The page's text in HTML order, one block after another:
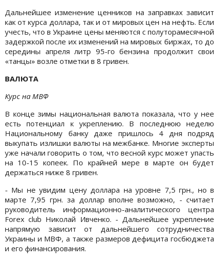
Дальнейшее изменение ценников на заправках зависит
как от курса доллара, так и от мировых цен на нефть. Если
учесть, что в Украине цены меняются с полуторамесячной
задержкой после их изменений на мировых биржах, то до
середины апреля литр 95-го бензина продолжит свои
«танцы» возле отметки в 8 гривен.
ВАЛЮТА
Курс на МВФ
В конце зимы национальная валюта показала, что у нее
есть потенциал к укреплению. В последнюю неделю
Национальному банку даже пришлось 4 дня подряд
выкупать излишки валюты на межбанке. Многие эксперты
уже начали говорить о том, что весной курс может упасть
на 10-15 копеек. По крайней мере в марте он будет
держаться ниже 8 гривен.
- Мы не увидим цену доллара на уровне 7,5 грн., но в
марте 7,95 грн. за доллар вполне возможно, - считает
руководитель информационно-аналитического центра
Forex club Николай Ивченко. - Дальнейшее укрепление
напрямую зависит от дальнейшего сотрудничества
Украины и МВФ, а также размеров дефицита госбюджета
и его финансирования.